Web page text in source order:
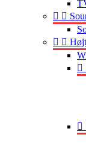
 
 

